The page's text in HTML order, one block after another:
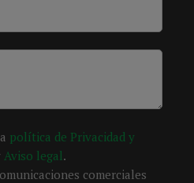
política de Privacidad y
Aviso legal.
comerciales